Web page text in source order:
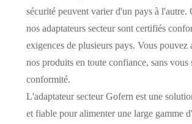
sécurité peuvent varier d'un pays à l'autre.
nos adaptateurs secteur sont certifiés
exigences de plusieurs pays. Vous pouvez
nos produits en toute confiance, sans vous
conformité.
L'adaptateur secteur Gofern est une
et fiable pour alimenter une large gamme